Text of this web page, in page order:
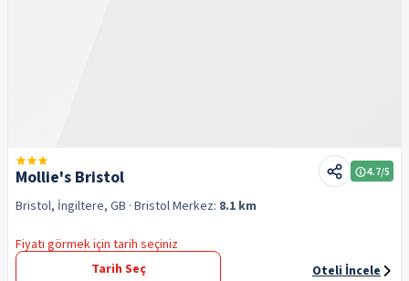
Mollie's Bristol 4.7/5
Bristol, İngiltere, GB · BristolMerkez: 8.1 km
Fiyatı görmek için tarih seçiniz
Tarih Seç
Oteli İncele